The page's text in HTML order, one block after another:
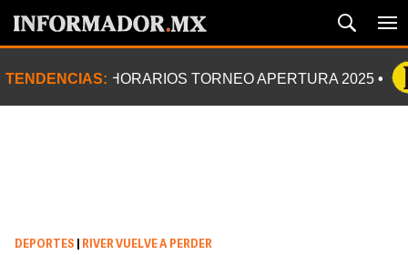
TENDENCIAS: HORARIOS TORNEO APERTURA 2025
DEPORTES RIVER VUELVE A PERDER